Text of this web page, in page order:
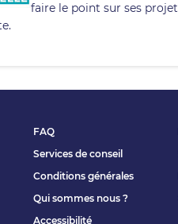
faire le point sur ses
FAQ
Services de conseil
Conditions générales
Qui sommes nous ?
Accessibilité